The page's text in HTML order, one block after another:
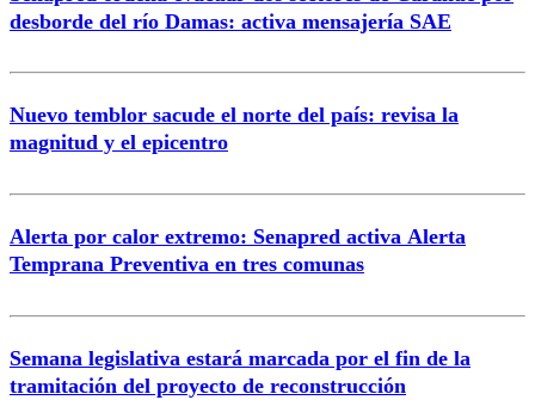
desborde del río Damas: activa mensajería SAE
Nuevo temblor sacude el norte del país: revisa la
magnitud y el epicentro
Alerta por calor extremo: Senapred activa Alerta
Temprana Preventiva en tres comunas
Semana legislativa estará marcada por el fin de la
tramitación del proyecto de reconstrucción